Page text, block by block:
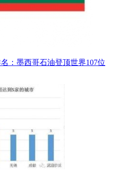
：墨西哥石油登顶世界107位